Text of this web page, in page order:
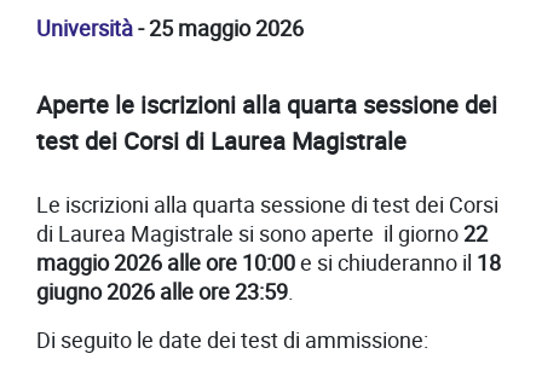
Università- 25 maggio 2026
Aperte le iscrizioni alla quarta sessione dei
test dei Corsi di Laurea Magistrale
Le iscrizioni alla quarta sessione di test dei Corsi
di Laurea Magistrale si sono aperte il giorno22
maggio 2026 alle ore 10:00e si chiuderanno il 18
giugno 2026 alle ore 23:59.
Di seguito le date dei test di ammissione: